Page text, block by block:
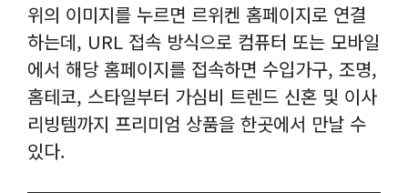
위의 이미지를 누르면 르위켄 홈페이지로 연결
하는데, URL 접속 방식으로 컴퓨터 또는 모바일
에서 해당 홈페이지를 접속하면 수입가구, 조명,
홈테코, 스타일부터 가심비 트렌드 신혼 및 이사
리빙템까지 프리미엄 상품을 한곳에서 만날 수
있다.